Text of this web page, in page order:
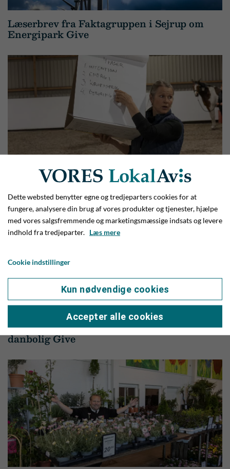
Læserbrev fra Faktagruppen i Sejrup om
Energipark Give
Inspirerende og øjenåbnende workshop
med Marianne Florman hos ReCoach
Nyt dynamisk setup på personalesiden hos
danbolig Give
Dette websted benytter egne og tredjeparters cookies for at
fungere, analysere din brug af vores produkter og tjenester, hjælpe
med vores salgsfremmende og marketingsmæssige indsats og levere
indhold fra tredjeparter. Læs mere
Cookie indstillinger
Kun nødvendige cookies
Accepter alle cookies